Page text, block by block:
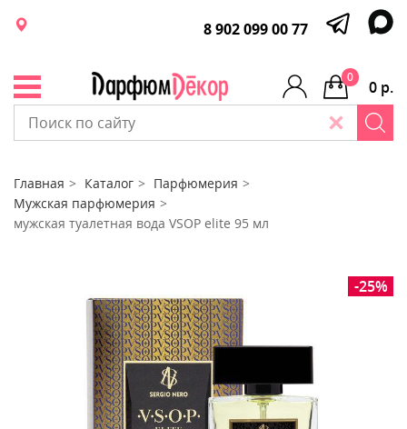
8 902 099 00 77
0 р.
0
Главная Каталог
Парфюмерия
Мужская парфюмерия
мужская туалетная вода VSOP elite 95 мл
-25%